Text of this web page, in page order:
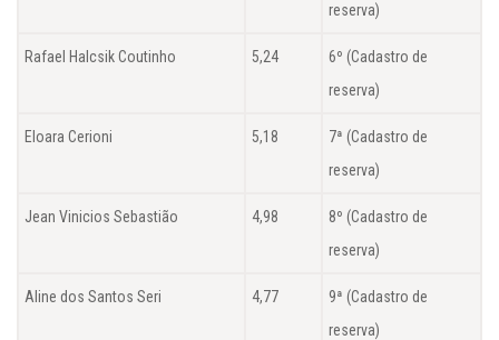
reserva)
Rafael Halcsik Coutinho 5,24
6º (Cadastro de
reserva)
Eloara Cerioni 5,18
7ª (Cadastro de
reserva)
Jean Vinicios Sebastião 4,98
8º (Cadastro de
reserva)
Aline dos Santos Seri 4,77
9ª (Cadastro de
reserva)